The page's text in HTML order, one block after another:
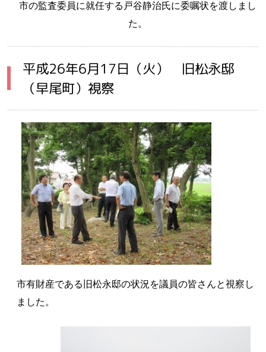
市の監査委員に就任する戸谷静治氏に委嘱状を渡しまし
た。
平成26年6月17日（火） 旧松永邸
（早尾町）視察
市有財産である旧松永邸の状況を議員の皆さんと視察し
ました。